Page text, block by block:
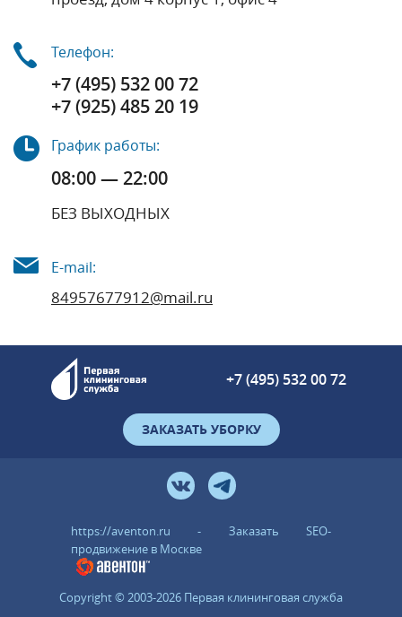
Телефон:
+7 (495) 532 00 72
+7 (925) 485 20 19
График работы:
08:00 — 22:00
БЕЗ ВЫХОДНЫХ
E-mail:
84957677912@mail.ru
+7 (495) 532 00 72
ЗАКАЗАТЬ УБОРКУ
Copyright © 2003-2026 Первая клининговая служба
https://aventon.ru - Заказать SEO-
продвижение в Москве